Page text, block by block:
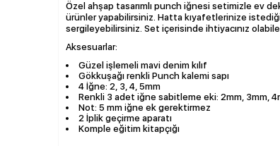
Özel ahşap tasarımlı punch iğnesi setimizle ev
ürünler yapabilirsiniz. Hatta kıyafetlerinize
sergileyebilirsiniz. Set içerisinde ihtiyacınız
Aksesuarlar:
Güzel işlemeli mavi denim kılıf
Gökkuşağı renkli Punch kalemi sapı
4 İğne: 2, 3, 4, 5mm
Renkli 3 adet iğne sabitleme eki: 2mm, 3mm,
Not: 5 mm iğne ek gerektirmez
2 İplik geçirme aparatı
Komple eğitim kitapçığı